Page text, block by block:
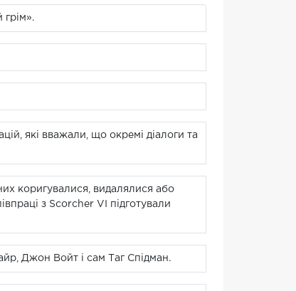
грім».
які вважали, що окремі діалоги та
коригувалися, видалялися або
з Scorcher VI підготували
Джон Войт і сам Таг Спідман.